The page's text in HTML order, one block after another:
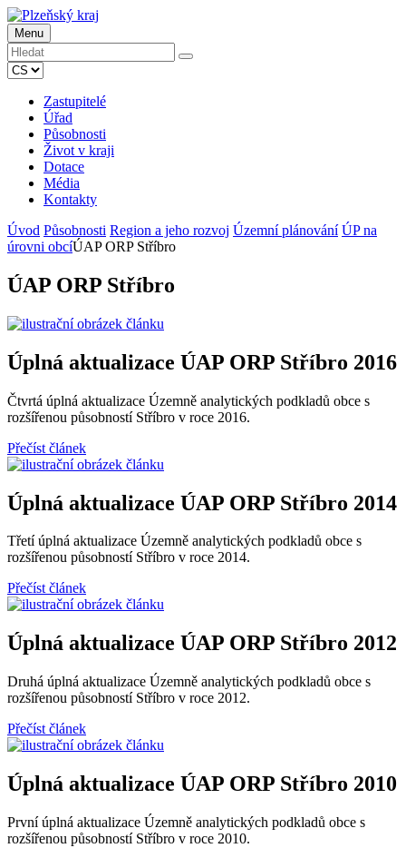
Menu
Zastupitelé
Úřad
Působnosti
Život v kraji
Dotace
Média
Kontakty
Úvod Působnosti Region a jeho rozvoj Územní plánování ÚP na
úrovni obcíÚAP ORP Stříbro
ÚAP ORP Stříbro
Úplná aktualizace ÚAP ORP Stříbro 2016
Čtvrtá úplná aktualizace Územně analytických podkladů obce s
rozšířenou působností Stříbro v roce 2016.
Přečíst článek
Úplná aktualizace ÚAP ORP Stříbro 2014
Třetí úplná aktualizace Územně analytických podkladů obce s
rozšířenou působností Stříbro v roce 2014.
Přečíst článek
Úplná aktualizace ÚAP ORP Stříbro 2012
Druhá úplná aktualizace Územně analytických podkladů obce s
rozšířenou působností Stříbro v roce 2012.
Přečíst článek
Úplná aktualizace ÚAP ORP Stříbro 2010
První úplná aktualizace Územně analytických podkladů obce s
rozšířenou působností Stříbro v roce 2010.